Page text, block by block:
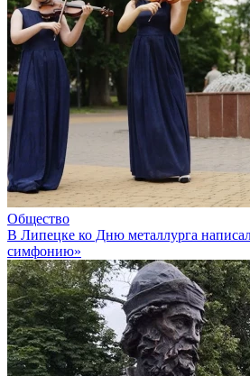
Общество
В Липецке ко Дню металлурга
симфонию»